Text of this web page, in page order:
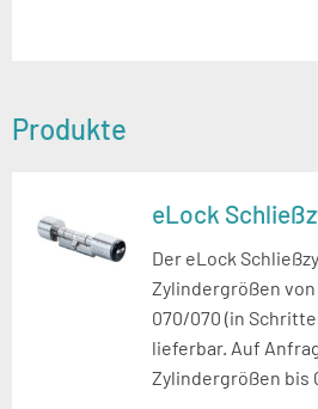
Produkte
eLock
Der eLock
Zylindergrößen von
070/070 (in
lieferbar. Auf
Zylindergrößen bis